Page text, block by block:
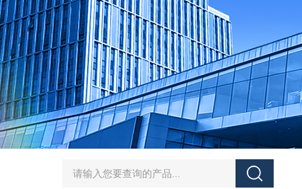
5-300N.m的扭矩扳手检定仪 机械扳手校准仪 JDSF100KN电子式拉